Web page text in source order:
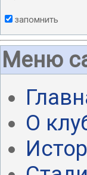
запомнить
Меню
О